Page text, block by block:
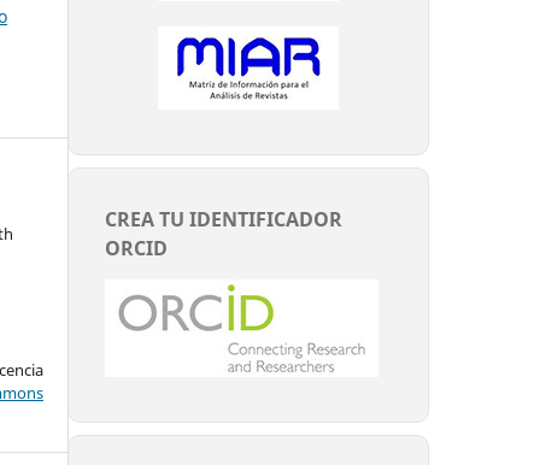
CREA TU IDENTIFICADOR
ORCID